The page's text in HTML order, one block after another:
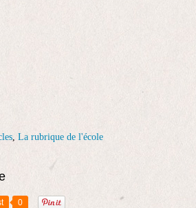
, La rubrique de l'école
0